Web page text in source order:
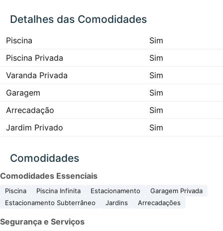
Detalhes das Comodidades
Piscina
Sim
Piscina Privada
Sim
Varanda Privada
Sim
Garagem
Sim
Arrecadação
Sim
Jardim Privado
Sim
Comodidades
Comodidades Essenciais
Piscina Piscina Infinita Estacionamento
Garagem Privada
Estacionamento Subterrâneo
Jardins Arrecadações
Segurança e Serviços